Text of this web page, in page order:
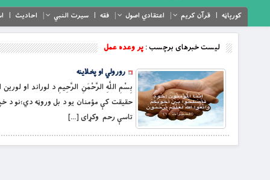
کورپاڼه قرآن کریم اعتقادي اصول فقه سیرت النبي احادیث
لیست خبرهای برچسب :پر وعده عمل
رورولي او پخلاینه
بِسْمِ اللَّهِ الرَّحْمَنِ الرَّحِيمِ د لوراند او
حقيقت كې مؤمنان يو د بل وروڼه دي؛نو د
تاسې رحم وکړاى […]